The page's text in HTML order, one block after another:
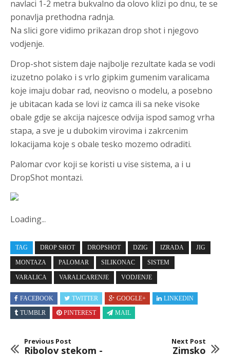
navlaci 1-2 metra bukvalno da olovo klizi po dnu, te se
ponavlja prethodna radnja.
Na slici gore vidimo prikazan drop shot i njegovo
vodjenje.
Drop-shot sistem daje najbolje rezultate kada se vodi
izuzetno polako i s vrlo gipkim gumenim varalicama
koje imaju dobar rad, neovisno o modelu, a posebno
je ubitacan kada se lovi iz camca ili sa neke visoke
obale gdje se akcija najcesce odvija ispod samog vrha
stapa, a sve je u dubokim virovima i zakrcenim
lokacijama koje s obale tesko mozemo odraditi.
Palomar cvor koji se koristi u vise sistema, a i u
DropShot montazi.
Loading...
TAG DROP SHOT DROPSHOT DZIG IZRADA JIG
MONTAZA PALOMAR SILIKONAC SISTEM
VARALICA VARALICARENJE VODJENJE
FACEBOOK TWITTER GOOGLE+
LINKEDIN
TUMBLR
PINTEREST MAIL
Previous Post
Ribolov stekom -
Next Post
Zimsko